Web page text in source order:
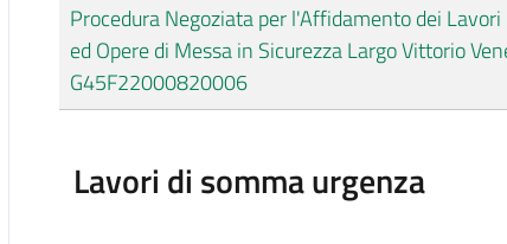
Procedura Negoziata per l'Affidamento dei
ed Opere di Messa in Sicurezza Largo Vittorio
G45F22000820006
Lavori di somma urgenza